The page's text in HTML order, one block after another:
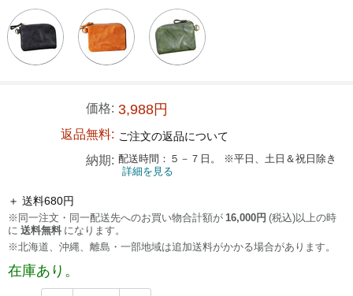
価格: 3,988円
返品無料: ご注文の返品について
納期: 配送時間：５－７日。 ※平日、土日＆祝日除き
詳細を見る
＋ 送料680円
※同一注文・同一配送先へのお買い物合計額が 16,000円 (税込)以上の時
に 送料無料 になります。
※北海道、沖縄、離島・一部地域は追加送料がかかる場合があります。
在庫あり。